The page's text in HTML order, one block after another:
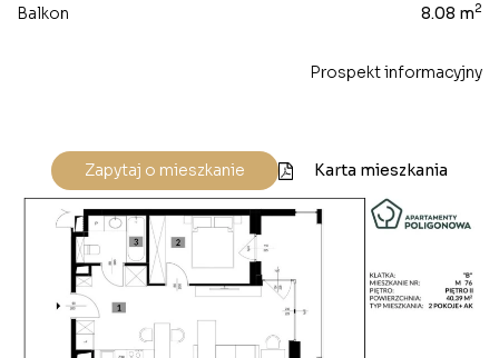
Balkon 8.08 m2
Prospekt informacyjny
Zapytaj o mieszkanie Karta mieszkania